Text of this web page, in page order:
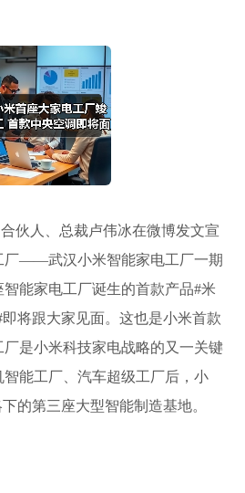
伙人、总裁卢伟冰在微博发文宣
厂——武汉小米智能家电工厂一期
能家电工厂诞生的首款产品#米
将跟大家见面。这也是小米首款
是小米科技家电战略的又一关键
能工厂、汽车超级工厂后，小
的第三座大型智能制造基地。